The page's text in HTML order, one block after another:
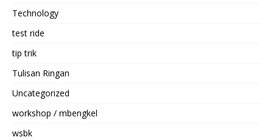
Technology
test ride
tip trik
Tulisan Ringan
Uncategorized
workshop / mbengkel
wsbk